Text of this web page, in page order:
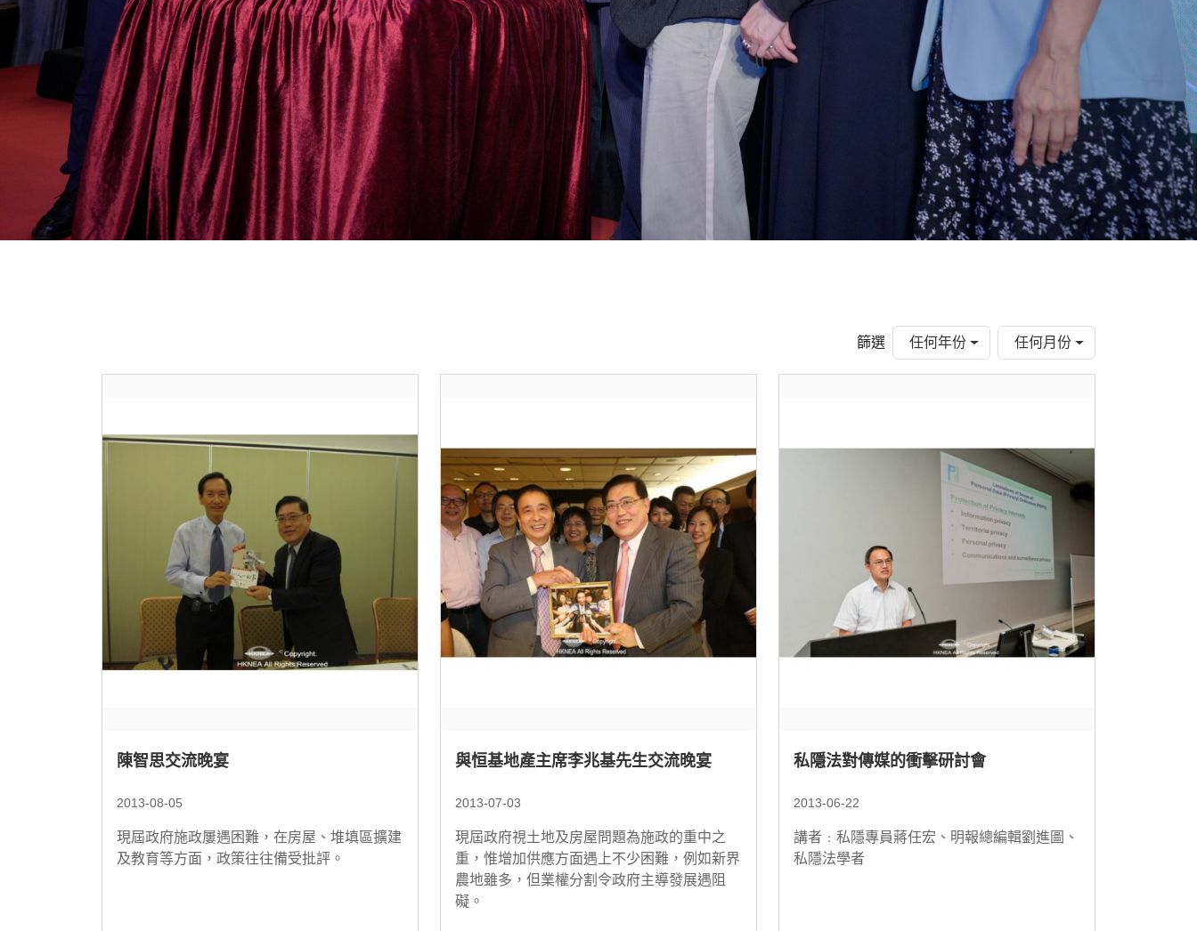
篩選 任何年份 任何月份
陳智思交流晚宴
2013-08-05
現屆政府施政屢遇困難，在房屋、堆填區擴建
及教育等方面，政策往往備受批評。
與恒基地產主席李兆基先生交流晚宴
2013-07-03
現屆政府視土地及房屋問題為施政的重中之
重，惟增加供應方面遇上不少困難，例如新界
農地雖多，但業權分割令政府主導發展遇阻
礙。
私隱法對傳媒的衝擊研討會
2013-06-22
講者﹕私隱專員蔣任宏、明報總編輯劉進圖、
私隱法學者